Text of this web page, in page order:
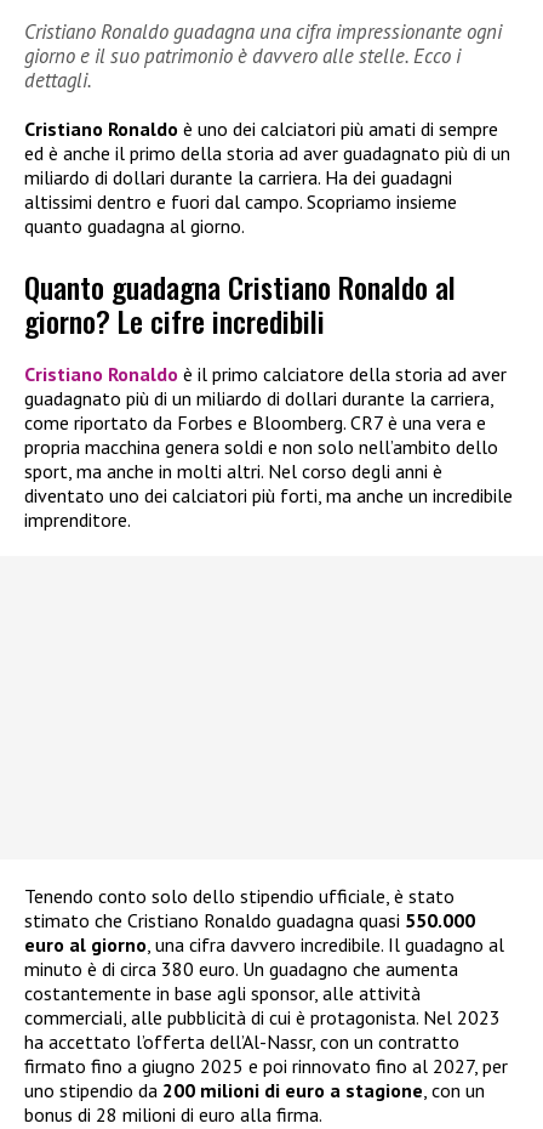
Cristiano Ronaldo guadagna una cifra impressionante ogni
giorno e il suo patrimonio è davvero alle stelle. Ecco i
dettagli.
Cristiano Ronaldo è uno dei calciatori più amati di sempre
ed è anche il primo della storia ad aver guadagnato più di un
miliardo di dollari durante la carriera. Ha dei guadagni
altissimi dentro e fuori dal campo. Scopriamo insieme
quanto guadagna al giorno.
Quanto guadagna Cristiano Ronaldo al
giorno? Le cifre incredibili
Cristiano Ronaldo è il primo calciatore della storia ad aver
guadagnato più di un miliardo di dollari durante la carriera,
come riportato da Forbes e Bloomberg. CR7 è una vera e
propria macchina genera soldi e non solo nell’ambito dello
sport, ma anche in molti altri. Nel corso degli anni è
diventato uno dei calciatori più forti, ma anche un incredibile
imprenditore.
Tenendo conto solo dello stipendio ufficiale, è stato
stimato che Cristiano Ronaldo guadagna quasi 550.000
euro al giorno, una cifra davvero incredibile. Il guadagno al
minuto è di circa 380 euro. Un guadagno che aumenta
costantemente in base agli sponsor, alle attività
commerciali, alle pubblicità di cui è protagonista. Nel 2023
ha accettato l’offerta dell’Al-Nassr, con un contratto
firmato fino a giugno 2025 e poi rinnovato fino al 2027, per
uno stipendio da 200 milioni di euro a stagione, con un
bonus di 28 milioni di euro alla firma.